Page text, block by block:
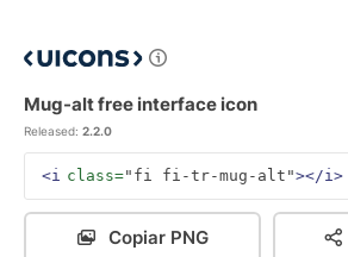
Mug-alt free interface icon
Released: 2.2.0
<i class="fi fi-tr-mug-alt"></i>
Copiar PNG